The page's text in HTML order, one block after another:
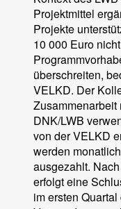
Projektmittel
Projekte
10 000 Euro
überschreiten,
VELKD. Der
Zusammenarbeit
DNK/LWB
von der VELKD
werden
ausgezahlt.
erfolgt eine
im ersten